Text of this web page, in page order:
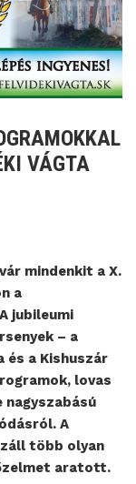
VÁGTA
mindenkit a X.
a
jubileumi
– a
és a Kishuszár
lovas
A
több olyan
aratott.